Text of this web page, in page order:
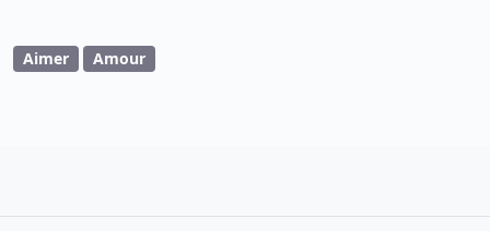
Aimer Amour